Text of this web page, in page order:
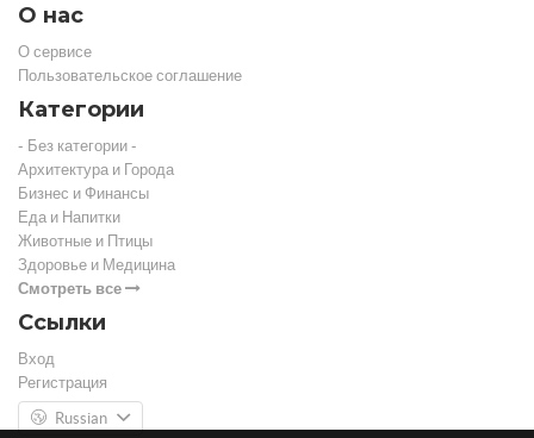
О нас
О сервисе
Пользовательское соглашение
Категории
- Без категории -
Архитектура и Города
Бизнес и Финансы
Еда и Напитки
Животные и Птицы
Здоровье и Медицина
Смотреть все
Ссылки
Вход
Регистрация
Russian